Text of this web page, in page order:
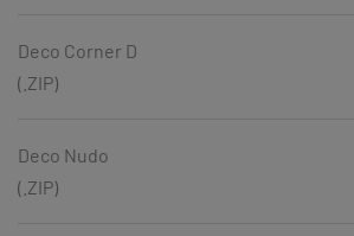
Deco Corner D
(.ZIP)
Deco Nudo
(.ZIP)